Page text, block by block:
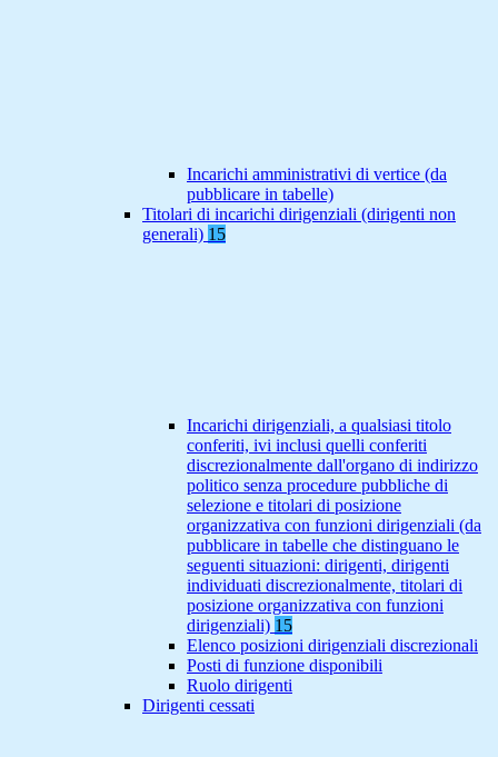
Incarichi amministrativi di vertice (da
pubblicare in tabelle)
Titolari di incarichi dirigenziali (dirigenti non
generali) 15
Incarichi dirigenziali, a qualsiasi titolo
conferiti, ivi inclusi quelli conferiti
discrezionalmente dall'organo di indirizzo
politico senza procedure pubbliche di
selezione e titolari di posizione
organizzativa con funzioni dirigenziali (da
pubblicare in tabelle che distinguano le
seguenti situazioni: dirigenti, dirigenti
individuati discrezionalmente, titolari di
posizione organizzativa con funzioni
dirigenziali) 15
Elenco posizioni dirigenziali discrezionali
Posti di funzione disponibili
Ruolo dirigenti
Dirigenti cessati